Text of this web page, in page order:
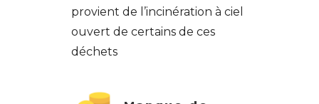
provient de l’incinération à ciel
ouvert de certains de ces
déchets